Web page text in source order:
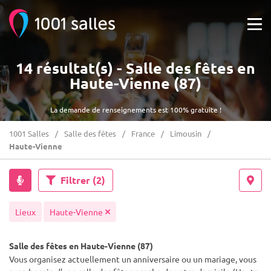
La demande de renseignements est 100% gratuite !
14 résultat(s) - Salle des fêtes en
Haute-Vienne (87)
1001 Salles Salle des fêtes France
Limousin
Haute-Vienne
Filtrer (2)
Lieux Haute-Vienne
Salle des fêtes en Haute-Vienne (87)
Vous organisez actuellement un anniversaire ou un mariage, vous